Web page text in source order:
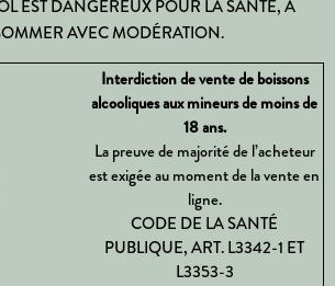
EST DANGEREUX POUR LA SANTÉ, À
AVEC MODÉRATION.
Interdiction de vente de boissons
alcooliques aux mineurs de moins de
18 ans.
La preuve de majorité de l’acheteur
est exigée au moment de la vente en
ligne.
CODE DE LA SANTÉ
PUBLIQUE, ART. L3342-1 ET
L3353-3